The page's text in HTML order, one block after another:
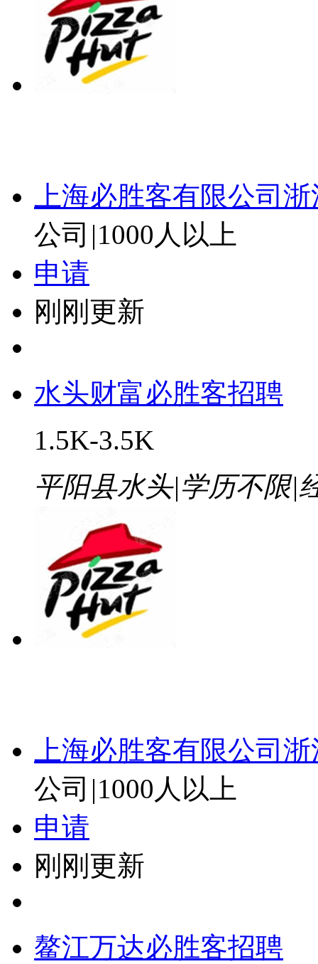
上海必胜客有限公司
公司 |1000人以上
申请
刚刚更新
水头财富必胜客招聘
1.5K-3.5K
平阳县水头|学历不限|
上海必胜客有限公司
公司 |1000人以上
申请
刚刚更新
鳌江万达必胜客招聘